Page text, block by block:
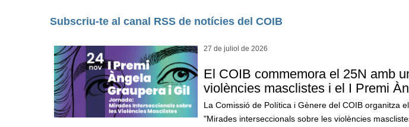
Subscriu-te al canal RSS de notícies del COIB
27 de juliol de 2026
El COIB commemora el 25N amb
violències masclistes i el I Premi
La Comissió de Política i Gènere del COIB organitza
"Mirades interseccionals sobre les violències